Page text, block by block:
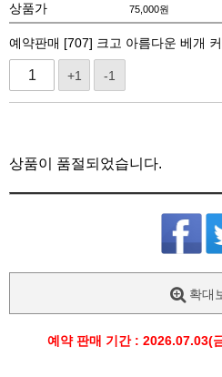
상품가 75,000원
예약판매 [707] 크고 아름다운 베개
+1 -1
상품이 품절되었습니다.
확대
예약 판매 기간 : 2026.07.03(